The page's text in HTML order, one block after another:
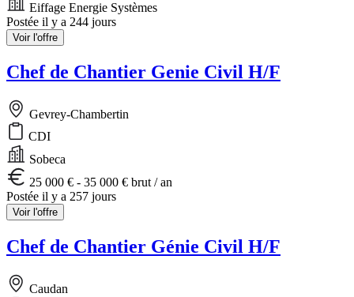
Eiffage Energie Systèmes
Postée il y a 244 jours
Voir l'offre
Chef de Chantier Genie Civil H/F
Gevrey-Chambertin
CDI
Sobeca
25 000 € - 35 000 € brut / an
Postée il y a 257 jours
Voir l'offre
Chef de Chantier Génie Civil H/F
Caudan